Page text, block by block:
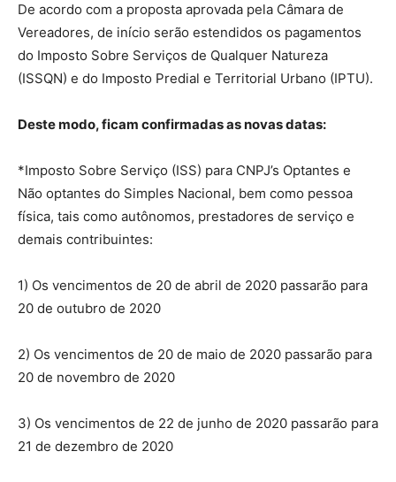
De acordo com a proposta aprovada pela Câmara de
Vereadores, de início serão estendidos os pagamentos
do Imposto Sobre Serviços de Qualquer Natureza
(ISSQN) e do Imposto Predial e Territorial Urbano (IPTU).
Deste modo, ficam confirmadas as novas datas:
*Imposto Sobre Serviço (ISS) para CNPJ’s Optantes e
Não optantes do Simples Nacional, bem como pessoa
física, tais como autônomos, prestadores de serviço e
demais contribuintes:
1) Os vencimentos de 20 de abril de 2020 passarão para
20 de outubro de 2020
2) Os vencimentos de 20 de maio de 2020 passarão para
20 de novembro de 2020
3) Os vencimentos de 22 de junho de 2020 passarão para
21 de dezembro de 2020